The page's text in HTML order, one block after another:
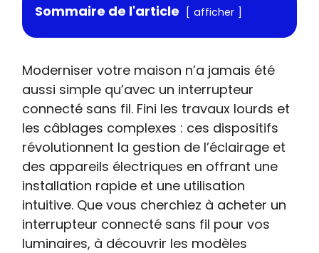
Sommaire de l'article afficher
Moderniser votre maison n’a jamais été
aussi simple qu’avec un interrupteur
connecté sans fil. Fini les travaux lourds et
les câblages complexes : ces dispositifs
révolutionnent la gestion de l’éclairage et
des appareils électriques en offrant une
installation rapide et une utilisation
intuitive. Que vous cherchiez à acheter un
interrupteur connecté sans fil pour vos
luminaires, à découvrir les modèles